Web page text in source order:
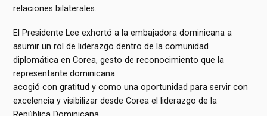
relaciones bilaterales.
El Presidente Lee exhortó a la embajadora dominicana a
asumir un rol de liderazgo dentro de la comunidad
diplomática en Corea, gesto de reconocimiento que la
representante dominicana
acogió con gratitud y como una oportunidad para servir con
excelencia y visibilizar desde Corea el liderazgo de la
República Dominicana.